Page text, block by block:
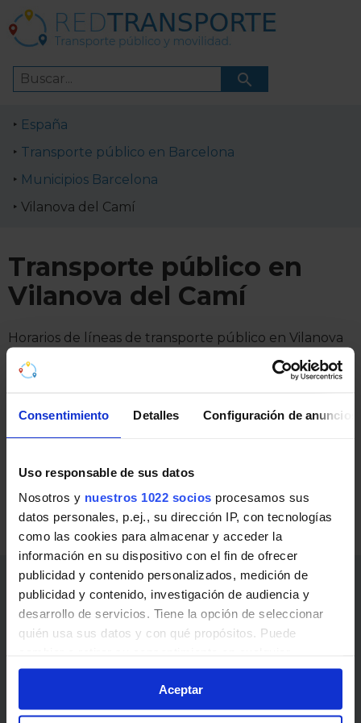
Consentimiento Detalles Configuración de anuncios
Uso responsable de sus datos
Nosotros y nuestros 1022 socios procesamos sus
datos personales, p.ej., su dirección IP, con tecnologías
como las cookies para almacenar y acceder la
información en su dispositivo con el fin de ofrecer
publicidad y contenido personalizados, medición de
publicidad y contenido, investigación de audiencia y
desarrollo de servicios. Tiene la opción de seleccionar
quién usa sus datos y con qué propósitos. Puede
momento desde la Declaración de cookies o clicando en
el Menú de consentimiento.Aceptar
España
Transporte público en Barcelona
Municipios Barcelona
Vilanova del Camí
Transporte público en
Vilanova del Camí
Horarios de líneas de transporte público en Vilanova
del Camí. Cómo ir a Vilanova del Camí en transporte
público.
Ferrocarriles de Cataluña (FGC)
del Camí:
R6
Barcelona - Plaça de Espanya - Igualada
R60
Barcelona - Plaça de Espanya - Igualada
Enlaces de interés
Abonos, billetes y precios